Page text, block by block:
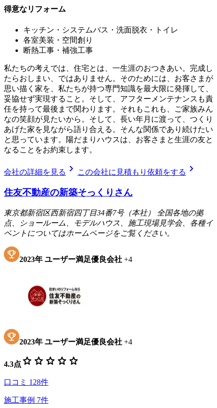
得意なリフォーム
キッチン・システムバス・洗面脱衣・トイレ
各室美装・空間創り
断熱工事・補強工事
私たちの考えでは、住宅とは、一生涯のおつきあい。完成し
たらおしまい、ではありません。そのためには、お客さまが
思い描く家を、私たちが持つ専門知識を最大限に発揮して、
妥協せず実現すること。そして、アフターメンテナンスも責
任を持って最後まで関わります。それもこれも、ご家族みん
なの笑顔が見たいから。そして、長い年月に渡って、つくり
あげた家を見ながら語り合える。そんな関係であり続けたい
と思っています。陽だまりハウスは、お客さまと生涯の友と
なることをお約束します。
会社の詳細を見る chevron_right この会社に見積もり依頼をする chevron_right
住友不動産の新築そっくりさん
東京都新宿区西新宿四丁目34番7号（本社） 全国各地の拠
点、ショールーム、モデルハウス、施工現場見学会、各種イ
ベントについてはホームページをご覧ください。
2023年 ユーザー満足優良会社 +4
2023年 ユーザー満足優良会社 +4
4.3点 star star star star star
口コミ 128件
施工事例 7件